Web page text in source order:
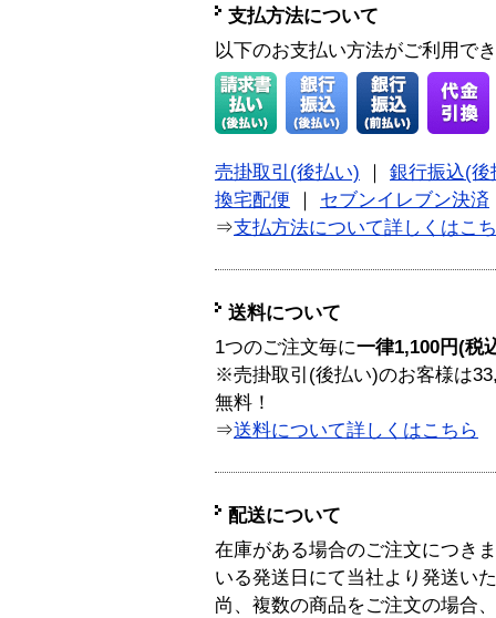
支払方法について
以下のお支払い方法がご利用で
売掛取引(後払い)
銀行振込(後
換宅配便
セブンイレブン決済
⇒支払方法について詳しくはこ
送料について
1つのご注文毎に一律1,100円(税
※売掛取引(後払い)のお客様は
無料！
⇒送料について詳しくはこちら
配送について
在庫がある場合のご注文につき
いる発送日にて当社より発送い
尚、複数の商品をご注文の場合